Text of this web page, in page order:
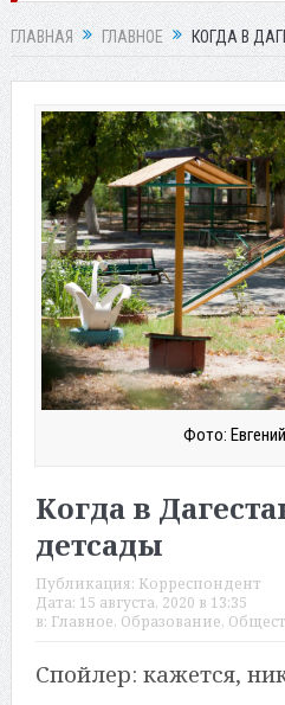
ГЛАВНАЯ ГЛАВНОЕ КОГДА В
Фото:
Когда в
детсады
Публикация: Корреспондент
Дата: 15 августа, 2020 в 13:35
в: Главное, Образование,
Спойлер: кажется,